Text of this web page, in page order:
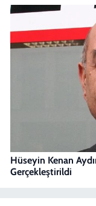
Hüseyin Kenan
Gerçekleştirildi